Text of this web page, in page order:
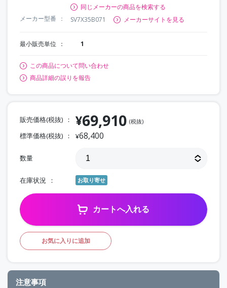
同じメーカーの商品を検索する
メーカー型番
SV7X35B071 メーカーサイトを見る
最小販売単位 1
この商品について問い合わせ
商品詳細の誤りを報告
販売価格(税抜) ¥69,910 (税抜)
標準価格(税抜) ¥68,400
数量
在庫状況 お取り寄せ
カートへ入れる
お気に入りに追加
注意事項